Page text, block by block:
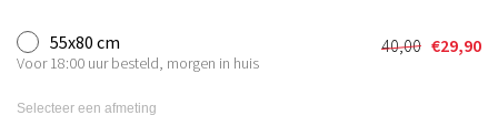
55x80 cm
Voor 18:00 uur besteld, morgen in huis
40,00 €29,90
Huidige
Selecteer een afmeting